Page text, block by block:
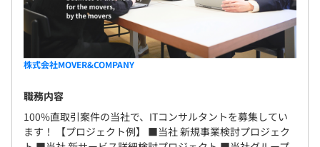
また、安心して長く働ける環境づくりにも注力していま
す。定期的な1on1やフィードバック、対話の機会を通じ
てコミュニケーションを深めるほか、社員ひとりひとりの
います。
▍多種多様なキャリアパス
株式会社MOVER&COMPANY
職務内容
100%直取引案件の当社で、ITコンサルタントを募集してい
ます！ 【プロジェクト例】 ■当社 新規事業検討プロジェク